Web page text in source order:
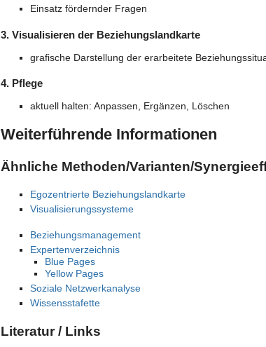
Einsatz fördernder Fragen
3. Visualisieren der Beziehungslandkarte
grafische Darstellung der erarbeitete
4. Pflege
aktuell halten: Anpassen, Ergänzen, Löschen
Weiterführende Informationen
Ähnliche Methoden/Varianten/
Egozentrierte Beziehungslandkarte
Visualisierungssysteme
Beziehungsmanagement
Expertenverzeichnis
Blue Pages
Yellow Pages
Soziale Netzwerkanalyse
Wissensstafette
Literatur / Links